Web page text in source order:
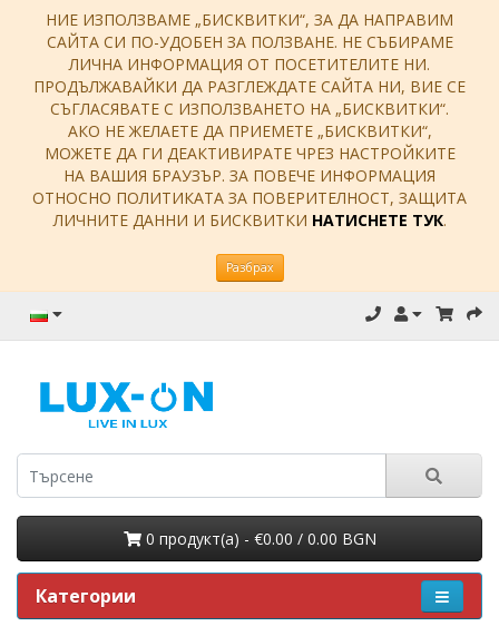
НИЕ ИЗПОЛЗВАМЕ „БИСКВИТКИ“, ЗА ДА НАПРАВИМ
САЙТА СИ ПО-УДОБЕН ЗА ПОЛЗВАНЕ. НЕ СЪБИРАМЕ
ЛИЧНА ИНФОРМАЦИЯ ОТ ПОСЕТИТЕЛИТЕ НИ.
ПРОДЪЛЖАВАЙКИ ДА РАЗГЛЕЖДАТЕ САЙТА НИ, ВИЕ СЕ
СЪГЛАСЯВАТЕ С ИЗПОЛЗВАНЕТО НА „БИСКВИТКИ“.
АКО НЕ ЖЕЛАЕТЕ ДА ПРИЕМЕТЕ „БИСКВИТКИ“,
МОЖЕТЕ ДА ГИ ДЕАКТИВИРАТЕ ЧРЕЗ НАСТРОЙКИТЕ
НА ВАШИЯ БРАУЗЪР. ЗА ПОВЕЧЕ ИНФОРМАЦИЯ
ОТНОСНО ПОЛИТИКАТА ЗА ПОВЕРИТЕЛНОСТ, ЗАЩИТА
ЛИЧНИТЕ ДАННИ И БИСКВИТКИ НАТИСНЕТЕ ТУК.
Разбрах
0 продукт(a) - €0.00 / 0.00 BGN
Категории